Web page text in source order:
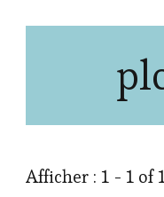
Afficher : 1 - 1 of